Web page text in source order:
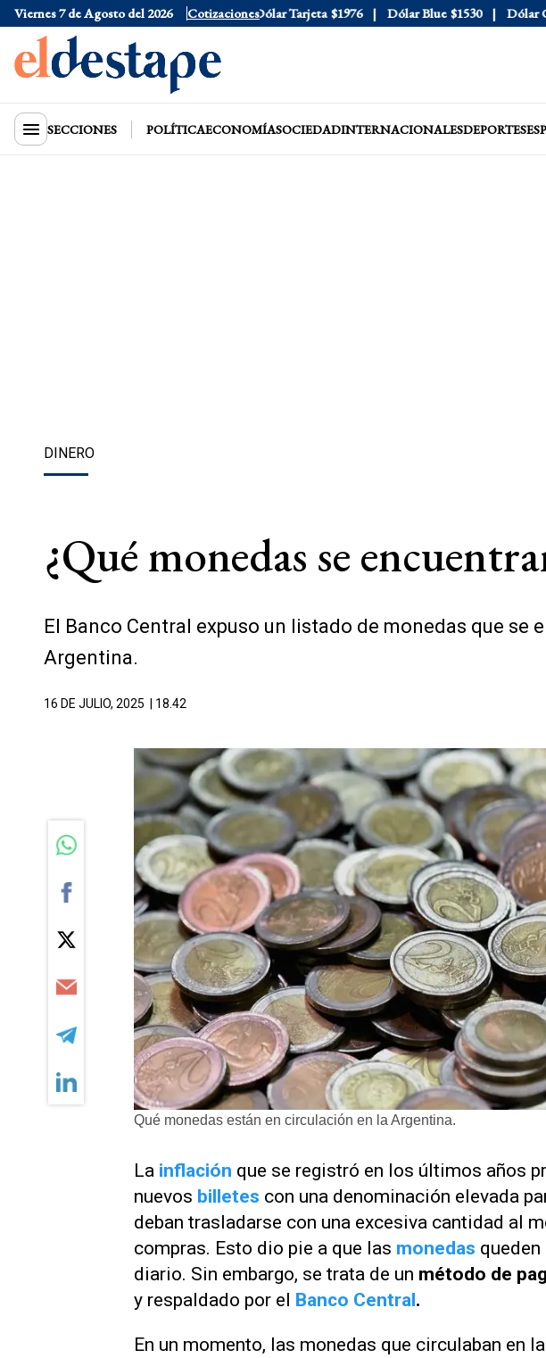
Viernes 7 de Agosto del 2026 Cotizaciones
Dólar Oficial $1520 Dólar Tarjeta $1976 Dólar Blue $1530 Dólar CCL
SECCIONES POLÍTICAECONOMÍASOCIEDADINTERNACIONALESDEPORTES
DINERO
¿Qué monedas se
El Banco Central expuso un listado de monedas que
Argentina.
16 DE JULIO, 2025 | 18.42
Qué monedas están en circulación en la Argentina.
La inflación que se registró en los últimos años
nuevos billetes con una denominación elevada
deban trasladarse con una excesiva cantidad al
compras. Esto dio pie a que las monedas
diario. Sin embargo, se trata de un método de
y respaldado por el Banco Central.
En un momento, las monedas que circulaban en